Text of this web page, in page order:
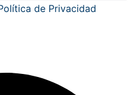
de Privacidad